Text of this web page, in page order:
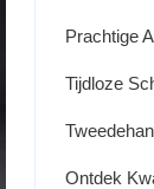
Prachtige
Tijdloze
Ontdek